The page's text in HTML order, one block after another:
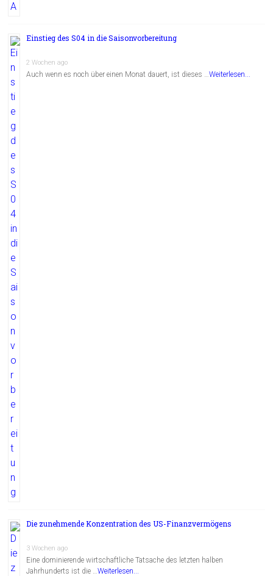
Einstieg des S04 in die Saisonvorbereitung
2 Wochen ago
Auch wenn es noch über einen Monat dauert, ist dieses …Weiterlesen...
Die zunehmende Konzentration des US-Finanzvermögens
3 Wochen ago
Eine dominierende wirtschaftliche Tatsache des letzten halben
Jahrhunderts ist die …Weiterlesen...